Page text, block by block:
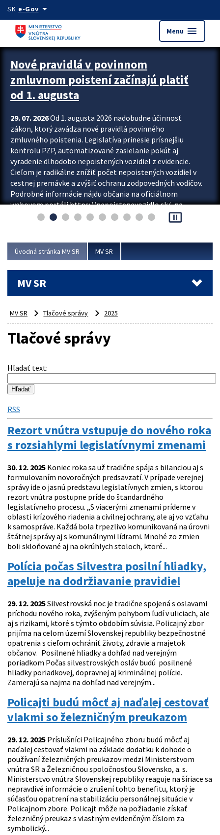
Preskocit na hlavný obsah
SK e-Govarrow_drop_down
Menu menu
Zastavit automatický posun upútavok
Nové pravidlá v povinnom
zmluvnom poistení začínajú platiť
od 1. augusta
29. 07. 2026Od 1. augusta 2026 nadobudne účinnosť
zákon, ktorý zavádza nové pravidlá povinného
zmluvného poistenia. Legislatíva prinesie prísnejšiu
kontrolu PZP, automatizované zasielanie pokút aj
vyradenie dlhodobo nepoistených vozidiel z evidencie.
Cieľom je radikálne znížiť počet nepoistených vozidiel v
cestnej premávke a zvýšiť ochranu zodpovedných vodičov.
Podrobné informácie nájdu občania na oficiálnom
webovom portáli https://nepoistenevozidlo.sk/, na
ktorom od augusta pribudne aj možnosť overiť si...
pause_presentation
Úvodná stránka MV SR MV SR
MV SR
MV SR Tlačové správy 2025
Tlačové správy
Hľadať text:
RSS
Rezort vnútra vstupuje do nového roka
s rozsiahlymi legislatívnymi zmenami
30. 12. 2025 Koniec roka sa už tradične spája s bilanciou aj s
formulovaním novoročných predsavzatí. V prípade verejnej
správy ide o jasnú predstavu legislatívnych zmien, s ktorou
rezort vnútra postupne príde do štandardného
legislatívneho procesu. „S viacerými zmenami prídeme v
oblasti krízového riadenia a civilnej ochrany, ale aj vo vzťahu
k samospráve. Každá bola trpezlivo komunikovaná na úrovni
štátnej správy aj s komunálnymi lídrami. Mnohé zo zmien
boli skloňované aj na okrúhlych stoloch, ktoré...
Polícia počas Silvestra posilní hliadky,
apeluje na dodržiavanie pravidiel
29. 12. 2025Silvestrovská noc je tradične spojená s oslavami
príchodu nového roka, zvýšeným pohybom ľudí v uliciach, ale
aj s rizikami, ktoré s týmto obdobím súvisia. Policajný zbor
prijíma na celom území Slovenskej republiky bezpečnostné
opatrenia s cieľom ochrániť životy, zdravie a majetok
občanov. Posilnené hliadky a dohľad nad verejným
poriadkom Počas silvestrovských osláv budú posilnené
hliadky poriadkovej, dopravnej aj kriminálnej polície.
Zamerajú sa najmä na dohľad nad verejným...
Policajti budú môcť aj naďalej cestovať
vlakmi so železničným preukazom
29. 12. 2025 Príslušníci Policajného zboru budú môcť aj
naďalej cestovať vlakmi na základe dodatku k dohode o
používaní železničných preukazov medzi Ministerstvom
vnútra SR a Železničnou spoločnosťou Slovensko, a. s.
Ministerstvo vnútra Slovenskej republiky reaguje na šíriace sa
nepravdivé informácie o zrušení tohto benefitu, ktorý je
súčasťou opatrení na stabilizáciu personálnej situácie v
Policajnom zbore. Policajt môže na požiadanie získať
železničný preukaz s vlastným evidenčným číslom za
symbolický...